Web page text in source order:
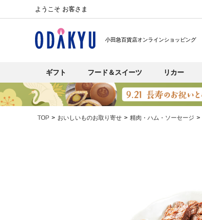
ようこそ お客さま
小田急百貨店オンラインショッピング
ギフト フード＆スイーツ リカー
TOP おいしいものお取り寄せ 精肉・ハム・ソーセージ